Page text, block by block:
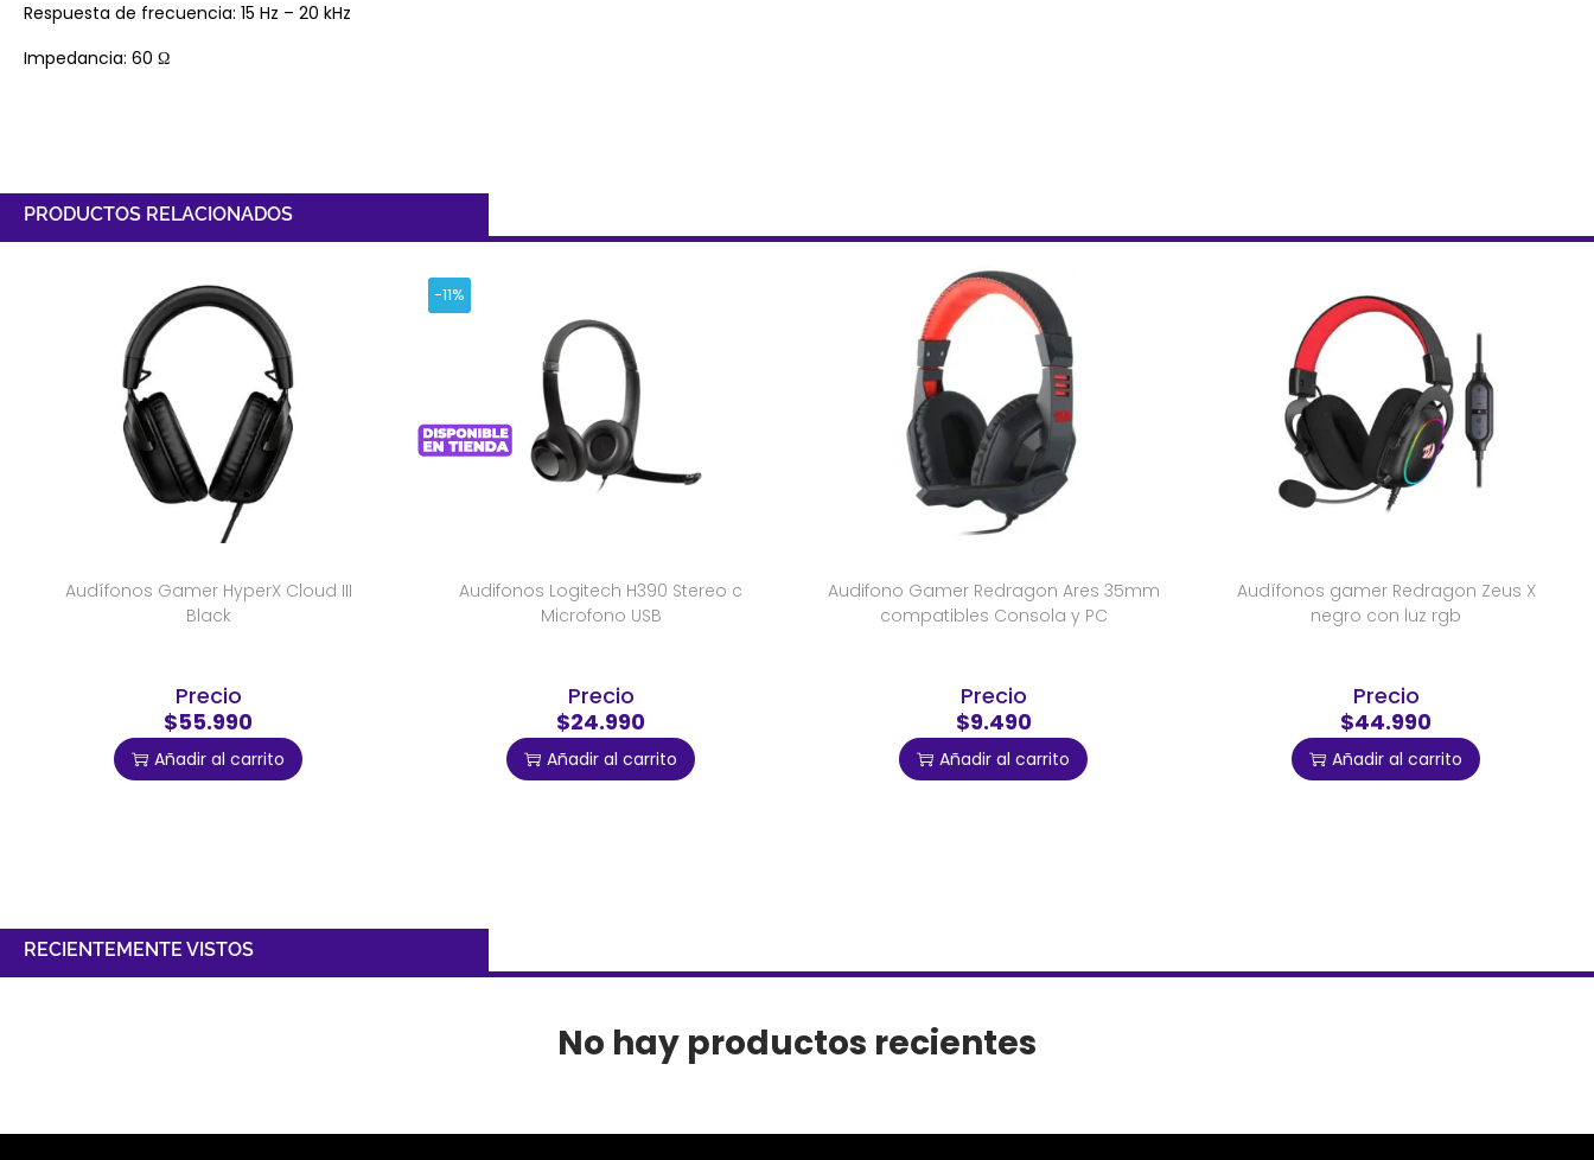
Respuesta de frecuencia: 15 Hz – 20 kHz
Impedancia: 60 Ω
PRODUCTOS RELACIONADOS
Audífonos Gamer HyperX Cloud III
Black
Precio
$55.990
Añadir al carrito
-11%
Audifonos Logitech H390 Stereo c
Microfono USB
Precio
$24.990
Añadir al carrito
Audifono Gamer Redragon Ares 35mm
compatibles Consola y PC
Precio
$9.490
Añadir al carrito
Audífonos gamer Redragon Zeus X
negro con luz rgb
Precio
$44.990
Añadir al carrito
RECIENTEMENTE VISTOS
No hay productos recientes